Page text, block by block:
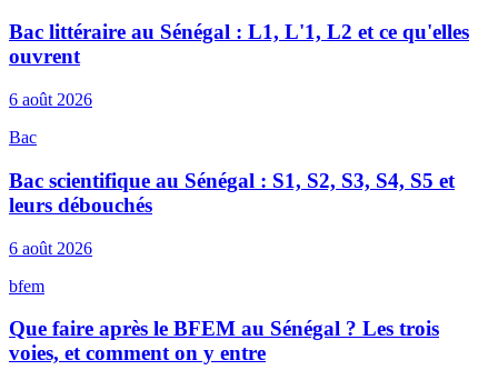
Bac littéraire au Sénégal : L1, L'1, L2 et ce qu'elles
ouvrent
6 août 2026
Bac
Bac scientifique au Sénégal : S1, S2, S3, S4, S5 et
leurs débouchés
6 août 2026
bfem
Que faire après le BFEM au Sénégal ? Les trois
voies, et comment on y entre